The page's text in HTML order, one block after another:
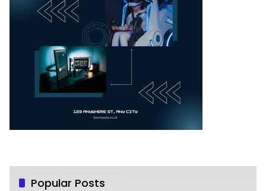
Popular Posts